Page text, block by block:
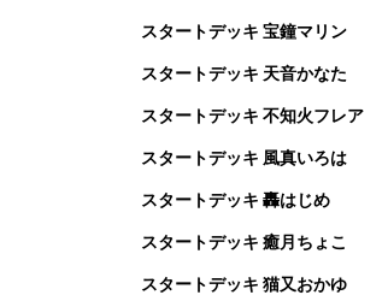
スタートデッキ 宝鐘マリン
スタートデッキ 天音かなた
スタートデッキ 不知火フレア
スタートデッキ 風真いろは
スタートデッキ 轟はじめ
スタートデッキ 癒月ちょこ
スタートデッキ 猫又おかゆ